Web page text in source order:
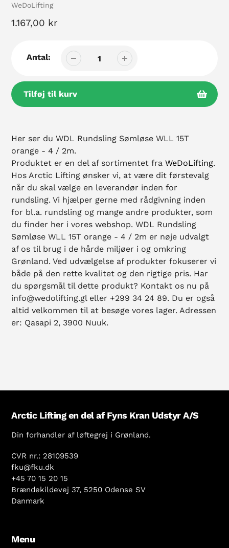
Sælger
WeDoLifting
Normal
1.167,00 kr
Antal:
Tilføj til kurv
af
produkt
til
din
kurv
Her ser du WDL Rundsling Sømløse WLL 15T
orange - 4 / 2m.
Produktet er en del af sortimentet fra WeDoLifting.
Hos Arctic Lifting ønsker vi, at være dit førstevalg
når du skal vælge en leverandør inden for
rundsling. Vi hjælper gerne med rådgivning inden
for bl.a. rundsling og mange andre produkter, som
du finder her i vores webshop. WDL Rundsling
Sømløse WLL 15T orange - 4 / 2m er nøje udvalgt
af os til brug i de hårde miljøer i og omkring
Grønland. Ved udvælgelse af produkter fokuserer vi
både på den rette kvalitet og den rigtige pris. Har
du spørgsmål til dette produkt? Kontakt os nu på
info@wedolifting.gl eller +299 34 24 89. Du er også
altid velkommen til at besøge vores lager. Adressen
er: Qasapi 2, 3900 Nuuk.
Arctic Lifting en del af Fyns Kran Udstyr A/S
Din forhandler af løftegrej i Grønland.
CVR nr.: 28109539
fku@fku.dk
+45 70 15 20 15
Brændekildevej 37, 5250 Odense SV
Danmark
Menu